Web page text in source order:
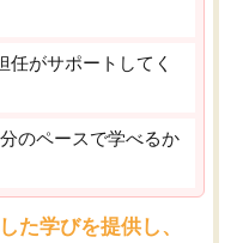
任がサポートしてく
のペースで学べるか
た学びを提供し、